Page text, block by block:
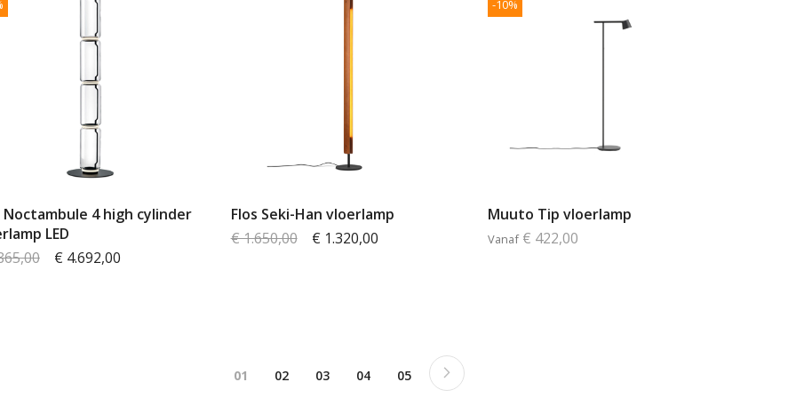
Noctambule 4 high cylinder
LED
€ 4.692,00
Flos Seki-Han vloerlamp
€ 1.320,00
€ 1.650,00
-10%
Muuto Tip vloerlamp
Vanaf € 422,00
Je bekijkt pagina
01 Pagina
02 Pagina
03 Pagina
04 Pagina
05 Pagina
Next